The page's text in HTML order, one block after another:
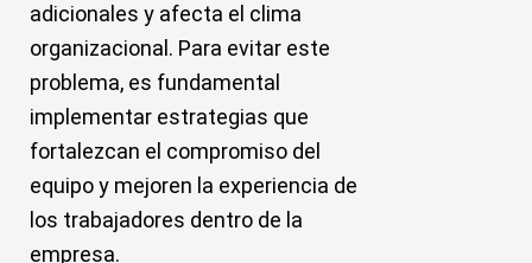
adicionales y afecta el clima
organizacional. Para evitar este
problema, es fundamental
implementar estrategias que
fortalezcan el compromiso del
equipo y mejoren la experiencia de
los trabajadores dentro de la
empresa.